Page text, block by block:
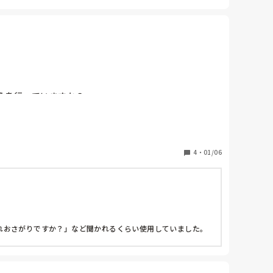
行っていますか？
4 ・ 01/06
さがりですか？」など聞かれるくらい使用していました。